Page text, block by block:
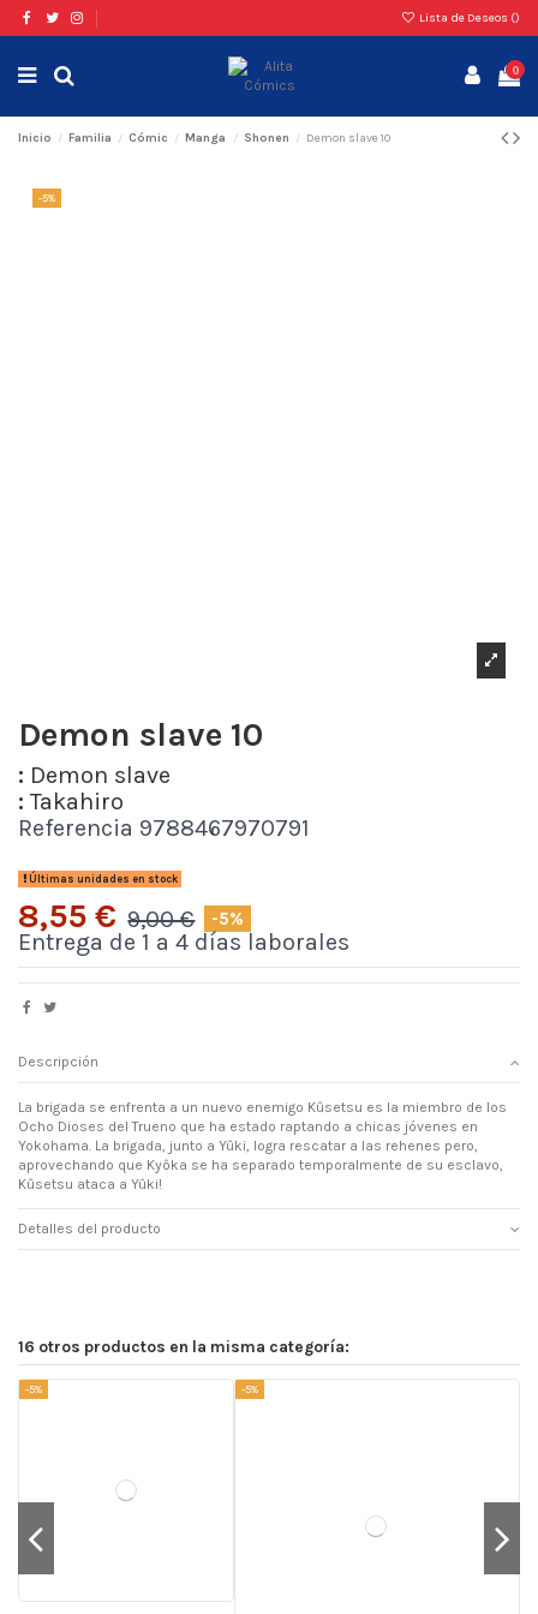
Lista de Deseos ()
0
Inicio Familia Cómic Manga Shonen Demon slave 10
-5%
Demon slave 10
: Demon slave
: Takahiro
Referencia 9788467970791
Últimas unidades en stock
8,55 € 9,00 € -5%
Entrega de 1 a 4 días laborales
Descripción
La brigada se enfrenta a un nuevo enemigo Kûsetsu es la miembro de los
Ocho Dioses del Trueno que ha estado raptando a chicas jóvenes en
Yokohama. La brigada, junto a Yûki, logra rescatar a las rehenes pero,
aprovechando que Kyôka se ha separado temporalmente de su esclavo,
Kûsetsu ataca a Yûki!
Detalles del producto
16 otros productos en la misma categoría:
-5% -5%